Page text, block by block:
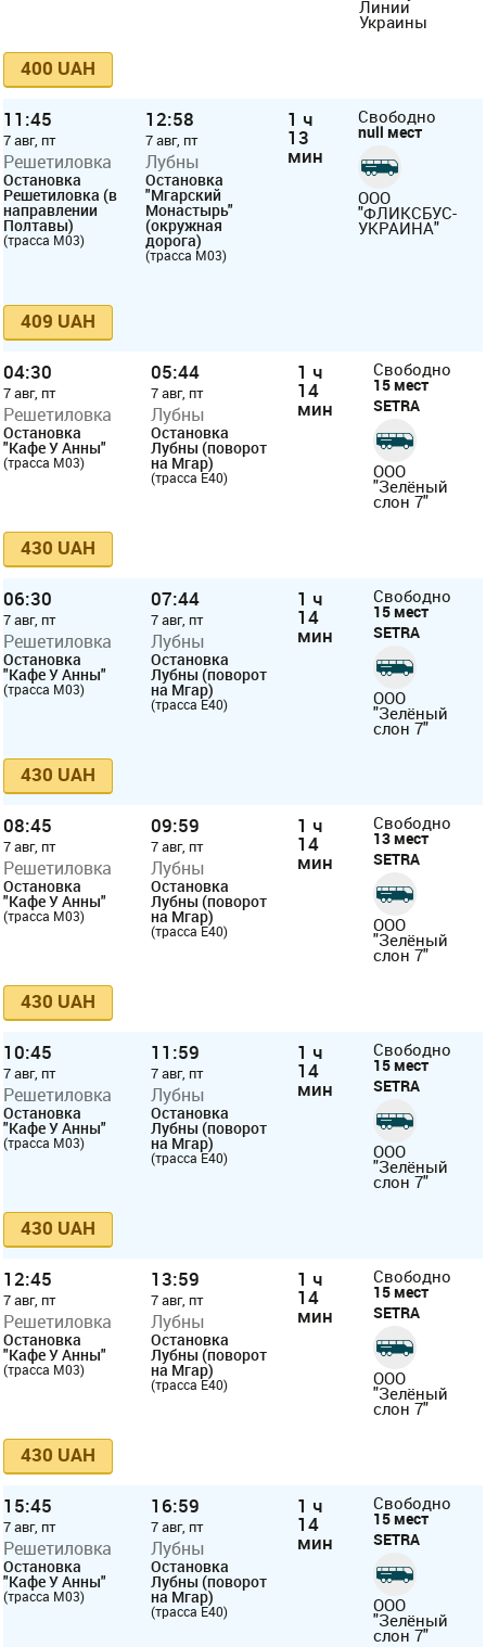
Линии
Украины
400 UAH
11:45
7 авг, пт
Решетиловка
Остановка
Решетиловка (в
направлении
Полтавы)
(трасса М03)
12:58
7 авг, пт
Лубны
Остановка
"Мгарский
Монастырь"
(окружная
дорога)
(трасса М03)
1 ч
13
мин
Свободно
null мест
ООО
"ФЛИКСБУС-
УКРАИНА"
409 UAH
04:30
7 авг, пт
Решетиловка
Остановка
"Кафе У Анны"
(трасса М03)
05:44
7 авг, пт
Лубны
Остановка
Лубны (поворот
на Мгар)
(трасса Е40)
1 ч
14
мин
Свободно
15 мест
SETRA
ООО
"Зелёный
слон 7"
430 UAH
06:30
7 авг, пт
Решетиловка
Остановка
"Кафе У Анны"
(трасса М03)
07:44
7 авг, пт
Лубны
Остановка
Лубны (поворот
на Мгар)
(трасса Е40)
1 ч
14
мин
Свободно
15 мест
SETRA
ООО
"Зелёный
слон 7"
430 UAH
08:45
7 авг, пт
Решетиловка
Остановка
"Кафе У Анны"
(трасса М03)
09:59
7 авг, пт
Лубны
Остановка
Лубны (поворот
на Мгар)
(трасса Е40)
1 ч
14
мин
Свободно
13 мест
SETRA
ООО
"Зелёный
слон 7"
430 UAH
10:45
7 авг, пт
Решетиловка
Остановка
"Кафе У Анны"
(трасса М03)
11:59
7 авг, пт
Лубны
Остановка
Лубны (поворот
на Мгар)
(трасса Е40)
1 ч
14
мин
Свободно
15 мест
SETRA
ООО
"Зелёный
слон 7"
430 UAH
12:45
7 авг, пт
Решетиловка
Остановка
"Кафе У Анны"
(трасса М03)
13:59
7 авг, пт
Лубны
Остановка
Лубны (поворот
на Мгар)
(трасса Е40)
1 ч
14
мин
Свободно
15 мест
SETRA
ООО
"Зелёный
слон 7"
430 UAH
15:45
7 авг, пт
Решетиловка
Остановка
"Кафе У Анны"
(трасса М03)
16:59
7 авг, пт
Лубны
Остановка
Лубны (поворот
на Мгар)
(трасса Е40)
1 ч
14
мин
Свободно
15 мест
SETRA
ООО
"Зелёный
слон 7"